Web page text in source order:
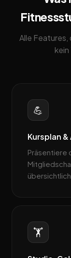
Alle Features,
💪
Kursplan
Präsentiere
übersichtlich.
🏋️